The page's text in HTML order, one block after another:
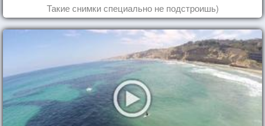
Такие снимки специально не подстроишь)